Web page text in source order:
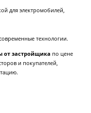
для электромобилей,
технологии.
от застройщика по цене
и покупателей,